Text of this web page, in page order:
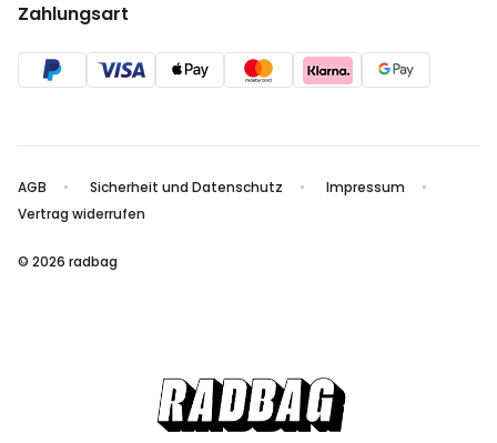
Zahlungsart
AGB Sicherheit und Datenschutz
Impressum
Vertrag widerrufen
© 2026 radbag